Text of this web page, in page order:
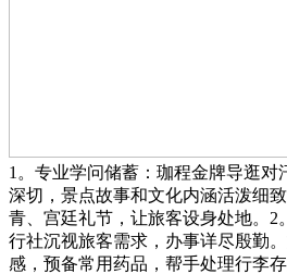
1。专业学问储蓄：珈程金牌导逛对
深切，景点故事和文化内涵活泼细
青、宫廷礼节，让旅客设身处地。2
行社沉视旅客需求，办事详尽殷勤
感，预备常用药品，帮手处理行李